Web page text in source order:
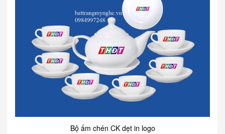
Bộ ấm chén CK dẹt in logo